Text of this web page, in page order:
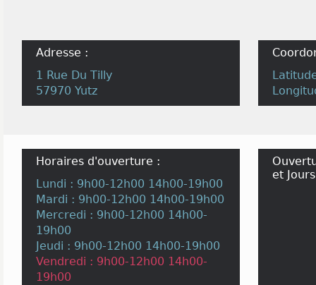
Adresse :
1 Rue Du Tilly
57970 Yutz
Horaires d'ouverture :
Lundi : 9h00-12h00 14h00-19h00
Mardi : 9h00-12h00 14h00-19h00
Mercredi : 9h00-12h00 14h00-
19h00
Jeudi : 9h00-12h00 14h00-19h00
Vendredi : 9h00-12h00 14h00-
19h00
et